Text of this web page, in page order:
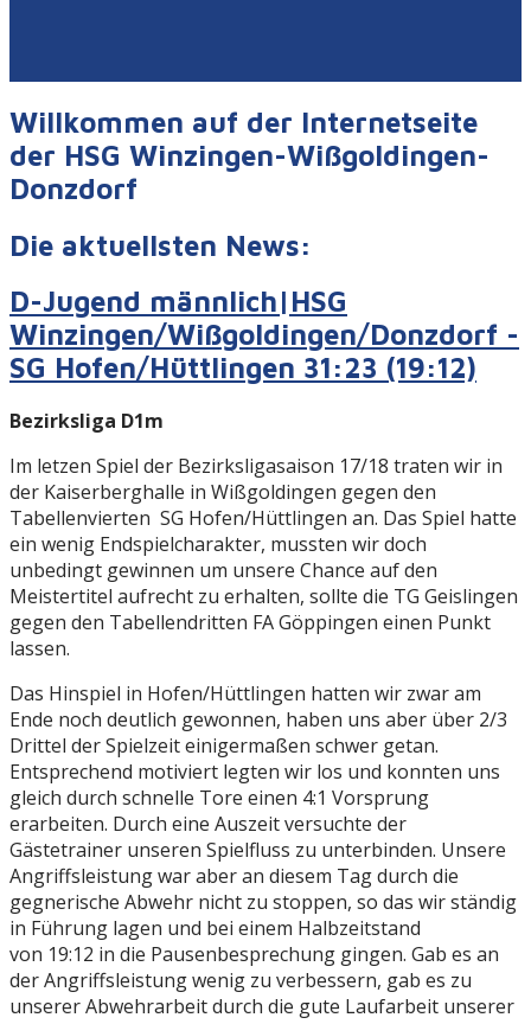
Willkommen auf der Internetseite
der HSG Winzingen-Wißgoldingen-
Donzdorf
Die aktuellsten News:
D-Jugend männlich|HSG
Winzingen/Wißgoldingen/Donzdorf -
SG Hofen/Hüttlingen 31:23 (19:12)
Bezirksliga D1m
Im letzen Spiel der Bezirksligasaison 17/18 traten wir in
der Kaiserberghalle in Wißgoldingen gegen den
Tabellenvierten SG Hofen/Hüttlingen an. Das Spiel hatte
ein wenig Endspielcharakter, mussten wir doch
unbedingt gewinnen um unsere Chance auf den
Meistertitel aufrecht zu erhalten, sollte die TG Geislingen
gegen den Tabellendritten FA Göppingen einen Punkt
lassen.
Das Hinspiel in Hofen/Hüttlingen hatten wir zwar am
Ende noch deutlich gewonnen, haben uns aber über 2/3
Drittel der Spielzeit einigermaßen schwer getan.
Entsprechend motiviert legten wir los und konnten uns
gleich durch schnelle Tore einen 4:1 Vorsprung
erarbeiten. Durch eine Auszeit versuchte der
Gästetrainer unseren Spielfluss zu unterbinden. Unsere
Angriffsleistung war aber an diesem Tag durch die
gegnerische Abwehr nicht zu stoppen, so das wir ständig
in Führung lagen und bei einem Halbzeitstand
von 19:12 in die Pausenbesprechung gingen. Gab es an
der Angriffsleistung wenig zu verbessern, gab es zu
unserer Abwehrarbeit durch die gute Laufarbeit unserer